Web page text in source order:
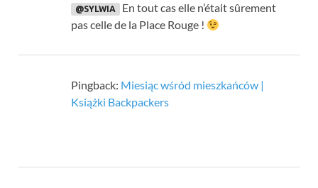
@SYLWIA
En tout cas elle n’était sûrement
pas celle de la Place Rouge !
Pingback: Miesiąc wśród mieszkańców |
Książki Backpackers